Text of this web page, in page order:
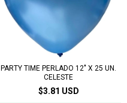
PARTY TIME PERLADO 12" X 25 UN.
CELESTE
$3.81 USD